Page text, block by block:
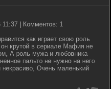
| Комментов: 1
как играет свою роль
крутой в сериале Мафия не
А роль мужа и любовника
пальто не нужно на него
Очень маленький